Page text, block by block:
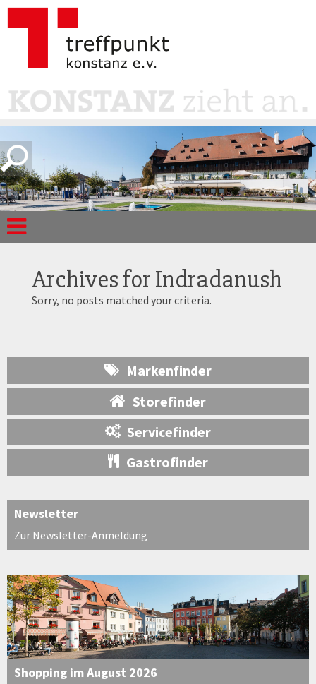
Archives forIndradanush
Sorry, no posts matched your criteria.
Markenfinder
Storefinder
Servicefinder
Gastrofinder
Newsletter
Zur Newsletter-Anmeldung
Shopping im August 2026